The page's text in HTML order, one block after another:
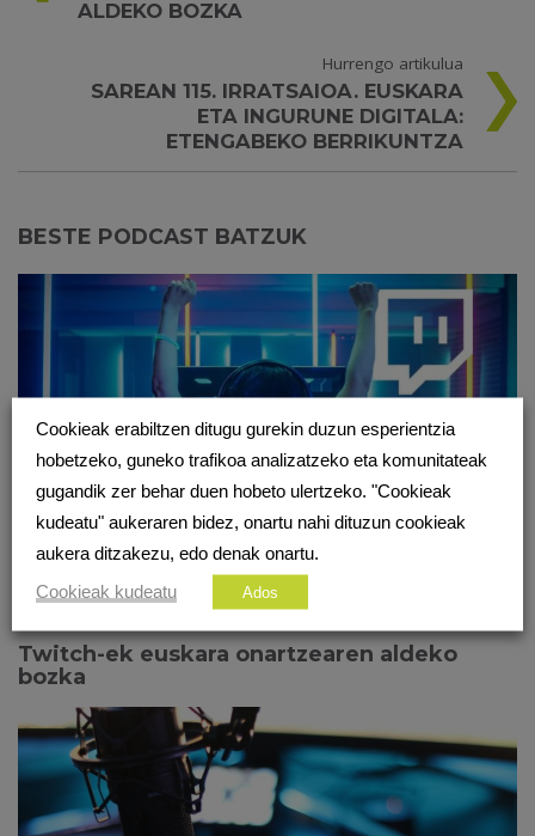
ALDEKO BOZKA
Hurrengo artikulua
SAREAN 115. IRRATSAIOA. EUSKARA
ETA INGURUNE DIGITALA:
ETENGABEKO BERRIKUNTZA
BESTE PODCAST BATZUK
Bideojokoak Euskara
Twitch-ek euskara onartzearen aldeko
bozka
Cookieak erabiltzen ditugu gurekin duzun esperientzia
hobetzeko, guneko trafikoa analizatzeko eta komunitateak
gugandik zer behar duen hobeto ulertzeko. "Cookieak
kudeatu" aukeraren bidez, onartu nahi dituzun cookieak
aukera ditzakezu, edo denak onartu.
Cookieak kudeatu
Ados